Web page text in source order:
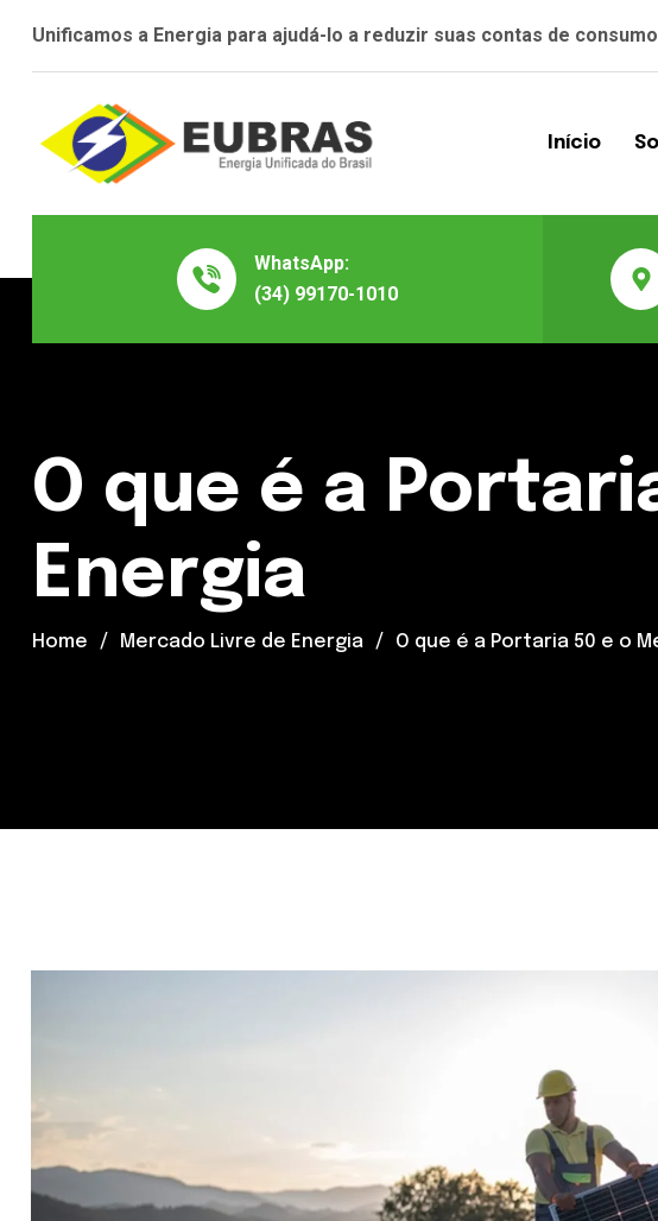
Unificamos a Energia para ajudá-lo a reduzir suas contas de consumo
Início
WhatsApp:
(34) 99170-1010
O que é a
Energia
Home Mercado Livre de Energia O que é a Portaria 50 e o